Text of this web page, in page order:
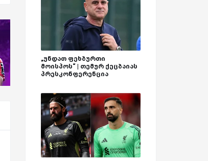
„უნდათ ფეხბურთი
მოისპოს“ | თემურ ქეცბაიას
პრესკონფერენცია